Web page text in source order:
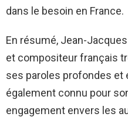
dans le besoin en France.
En résumé, Jean-
et compositeur français
ses paroles profondes et
également connu pour
engagement envers les